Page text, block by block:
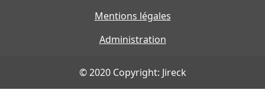
Mentions légales
Administration
© 2020 Copyright: Jireck